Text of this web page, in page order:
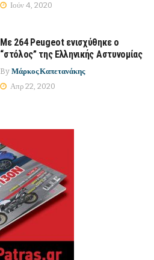
Ιούν 4, 2020
Με 264 Peugeot ενισχύθηκε ο
“στόλος” της Ελληνικής Αστυνομίας
By Μάρκος Καπετανάκης
Απρ 22, 2020